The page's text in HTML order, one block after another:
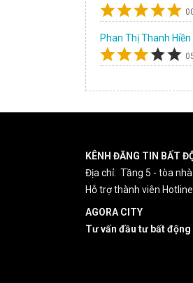
Phan Thị Thanh Hiền
KÊNH ĐĂNG TIN BẤT
Địa chỉ: Tầng 5 - tòa nhà
Hỗ trợ thành viên
AGORA CITY
Tư vấn đầu tư bất động